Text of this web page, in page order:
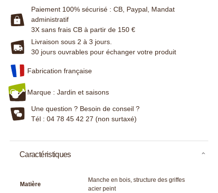
Paiement 100% sécurisé : CB, Paypal, Mandat
administratif
3X sans frais CB à partir de 150 €
Livraison sous 2 à 3 jours.
30 jours ouvrables pour échanger votre produit
Fabrication française
Marque : Jardin et saisons
Une question ? Besoin de conseil ?
Tél : 04 78 45 42 27 (non surtaxé)
Caractéristiques
Matière
Manche en bois, structure des griffes
acier peint